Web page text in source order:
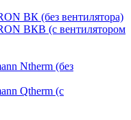
ВК (без вентилятора)
ВКВ (с вентилятором
Ntherm (без
Qtherm (с